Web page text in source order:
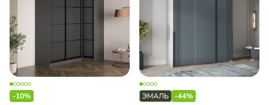
-10% -44%